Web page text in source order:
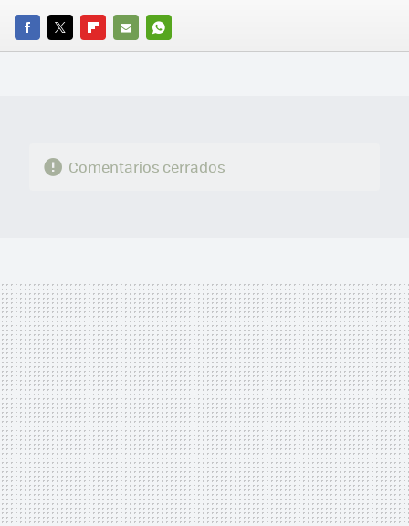
FACEBOOK
TWITTERFLIPBOARD
E-
WHATSAPP
Comentarios cerrados